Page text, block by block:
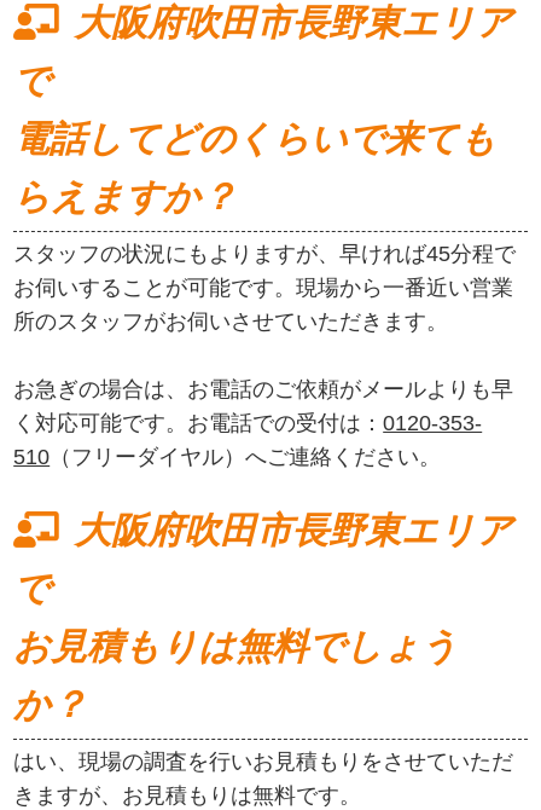
大阪府吹田市長野東エリア
で
電話してどのくらいで来ても
らえますか？
スタッフの状況にもよりますが、早ければ45分程で
お伺いすることが可能です。現場から一番近い営業
所のスタッフがお伺いさせていただきます。
お急ぎの場合は、お電話のご依頼がメールよりも早
く対応可能です。お電話での受付は：0120-353-
510 （フリーダイヤル）へご連絡ください。
大阪府吹田市長野東エリア
で
お見積もりは無料でしょう
か？
はい、現場の調査を行いお見積もりをさせていただ
きますが、お見積もりは無料です。